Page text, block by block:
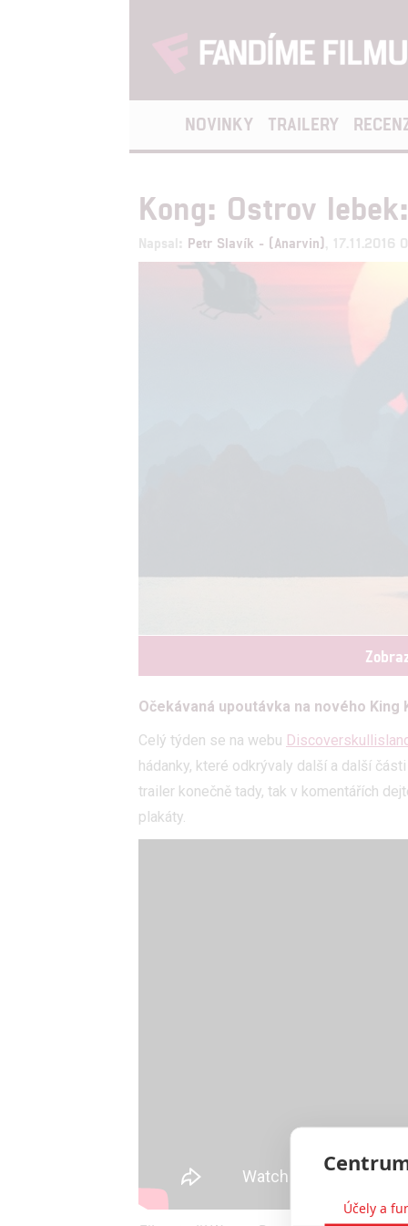
NOVINKY TRAILERY
Kong: Ostrov
Napsal: Petr Slavík - (Anarvin) , 17.11.2016
Očekávaná upoutávka na nového King
Celý týden se na webu
hádanky, které odkrývaly další a další
trailer konečně tady, tak v komentářích
plakáty.
Účely a